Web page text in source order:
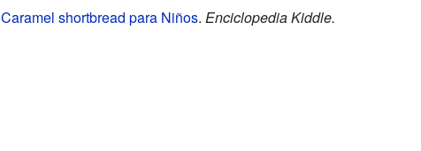
Caramel shortbread para Niños. Enciclopedia Kiddle.